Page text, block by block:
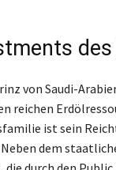
von Saudi-
reichen
ist sein
dem